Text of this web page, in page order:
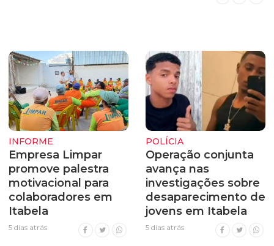
INFORME
Empresa Limpar
promove palestra
motivacional para
colaboradores em
Itabela
5 dias atrás
POLÍCIA
Operação conjunta
avança nas
investigações sobre
desaparecimento de
jovens em Itabela
5 dias atrás